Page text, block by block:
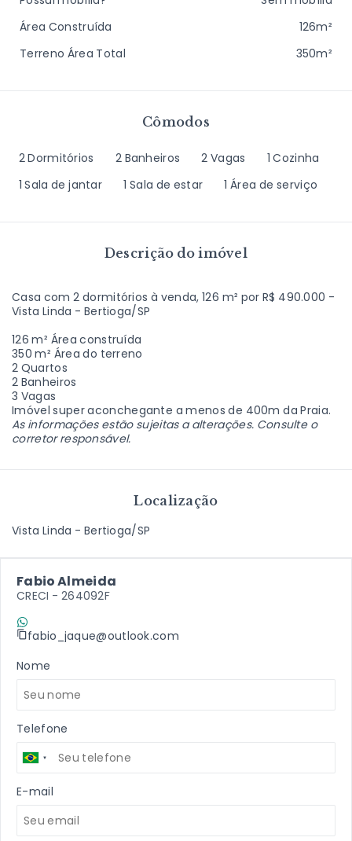
Cômodos
2 Dormitórios 2 Banheiros 2 Vagas
1 Cozinha
1 Sala de jantar
1 Sala de estar 1 Área de serviço
Descrição do imóvel
Casa com 2 dormitórios à venda, 126 m² por R$ 490.000 -
Vista Linda - Bertioga/SP
126 m² Área construída
350 m² Área do terreno
2 Quartos
2 Banheiros
3 Vagas
Imóvel super aconchegante a menos de 400m da Praia.
As informações estão sujeitas a alterações. Consulte o
corretor responsável.
Localização
Vista Linda - Bertioga/SP
Área Construída
126m²
Terreno Área Total
350m²
Fabio Almeida
CRECI - 264092F
fabio_jaque@outlook.com
Nome
Telefone
E-mail